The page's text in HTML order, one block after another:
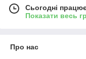
Сьогодні
Показати весь
Про нас